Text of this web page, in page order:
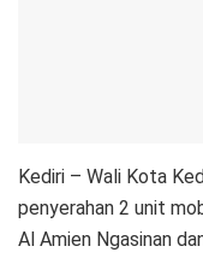
Kediri – Wali Kota
penyerahan 2 unit
Al Amien Ngasinan